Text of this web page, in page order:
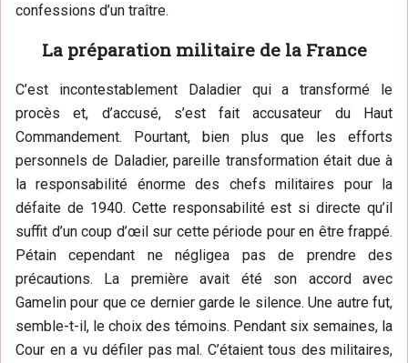
confessions d’un traître.
La préparation militaire de la France
C’est incontestablement Daladier qui a transformé le
procès et, d’accusé, s’est fait accusateur du Haut
Commandement. Pourtant, bien plus que les efforts
personnels de Daladier, pareille transformation était due à
la responsabilité énorme des chefs militaires pour la
défaite de 1940. Cette responsabilité est si directe qu’il
suffit d’un coup d’œil sur cette période pour en être frappé.
Pétain cependant ne négligea pas de prendre des
précautions. La première avait été son accord avec
Gamelin pour que ce dernier garde le silence. Une autre fut,
semble-t-il, le choix des témoins. Pendant six semaines, la
Cour en a vu défiler pas mal. C’étaient tous des militaires,